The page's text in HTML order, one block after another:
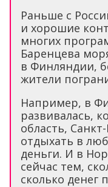
Раньше с
и хорошие
многих
Баренцева
в Финляндии,
жители
Например, в
развивалась,
область,
отдыхать в
деньги. И в
сейчас тем,
сколько денег